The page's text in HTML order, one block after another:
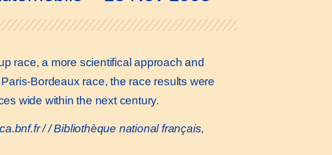
race, a more scientifical approach and
Bordeaux race, the race results were
wide within the next century.
/ / Bibliothèque national français,